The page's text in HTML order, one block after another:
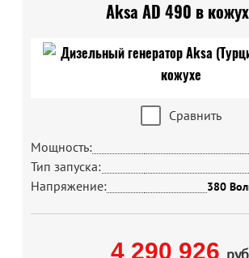
Aksa AD 490 в
Сравнить
Мощность:
Тип запуска:
Напряжение: 380
4 290 926